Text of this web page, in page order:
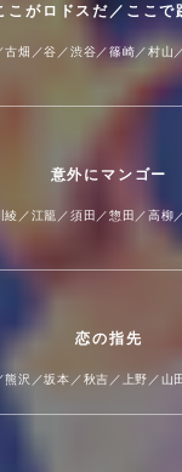
こがロドスだ／ここで
畑／谷／渋谷／篠崎／村山
意外にマンゴー
／江籠／須田／惣田／高柳
恋の指先
沢／坂本／秋吉／上野／山